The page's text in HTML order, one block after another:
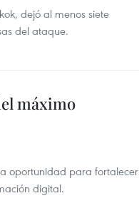
dejó al menos siete
del ataque.
máximo
oportunidad para fortalecer
digital.